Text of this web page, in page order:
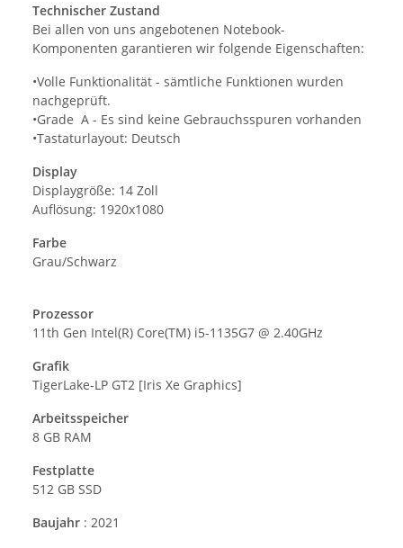
Technischer Zustand
Bei allen von uns angebotenen Notebook-
Komponenten garantieren wir folgende Eigenschaften:
•Volle Funktionalität - sämtliche Funktionen wurden
nachgeprüft.
•Grade A - Es sind keine Gebrauchsspuren vorhanden
•Tastaturlayout: Deutsch
Display
Displaygröße: 14 Zoll
Auflösung: 1920x1080
Farbe
Grau/Schwarz
Prozessor
11th Gen Intel(R) Core(TM) i5-1135G7 @ 2.40GHz
Grafik
TigerLake-LP GT2 [Iris Xe Graphics]
Arbeitsspeicher
8 GB RAM
Festplatte
512 GB SSD
Baujahr : 2021